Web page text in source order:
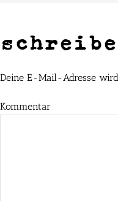
Deine E-Mail-Adresse
Kommentar